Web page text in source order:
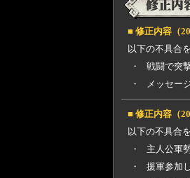
■ 修正内容（
以下の不具合
・
戦闘で突
・
メッセー
■ 修正内容（
以下の不具合
・
主人公軍
・
援軍参加